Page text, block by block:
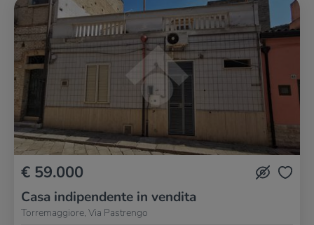
€ 59.000
Casa indipendente in vendita
Torremaggiore, Via Pastrengo